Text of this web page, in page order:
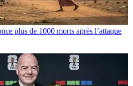
plus de 1000 morts après l’attaque